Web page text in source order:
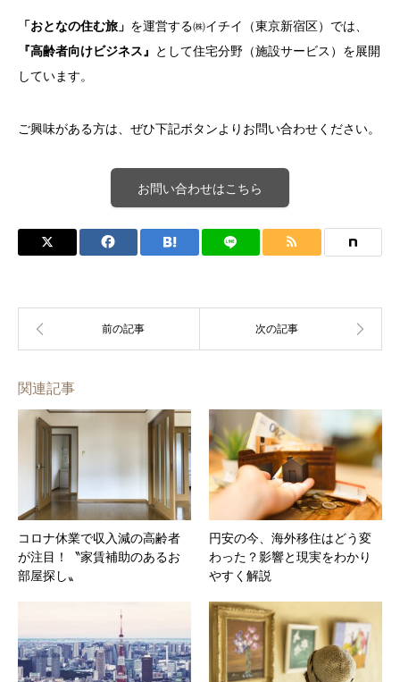
「おとなの住む旅」 を運営する㈱イチイ（東京新宿区）では、
『高齢者向けビジネス』
として住宅分野（施設サービス）を展開
しています。
ご興味がある方は、ぜひ下記ボタンよりお問い合わせください。
お問い合わせはこちら
関連記事
コロナ休業で収入減の高齢者
が注目！〝家賃補助のあるお
部屋探し〟
円安の今、海外移住はどう変
わった？影響と現実をわかり
やすく解説